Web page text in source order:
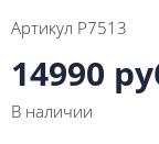
Артикул Р7513
14990
В наличии